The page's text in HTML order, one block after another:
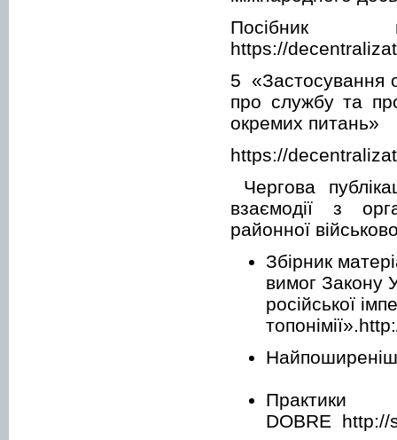
https://
5 «Застосування
про службу та
окремих питань»
https://
Чергова
взаємодії з
районної
Збірник
вимог Закону
російської
Практики
DOBRE